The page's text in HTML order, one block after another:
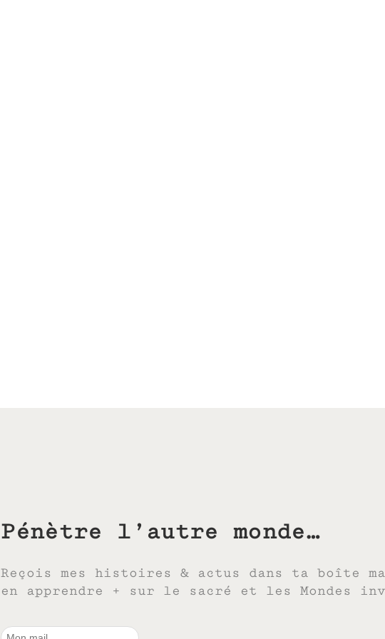
Pénètre l’autre monde…
Reçois mes histoires & actus dans ta boîte
en apprendre + sur le sacré et les Mondes